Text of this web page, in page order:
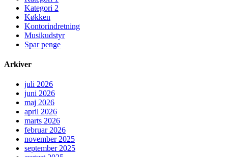
Kategori 2
Køkken
Kontorindretning
Musikudstyr
Spar penge
Arkiver
juli 2026
juni 2026
maj 2026
april 2026
marts 2026
februar 2026
november 2025
september 2025